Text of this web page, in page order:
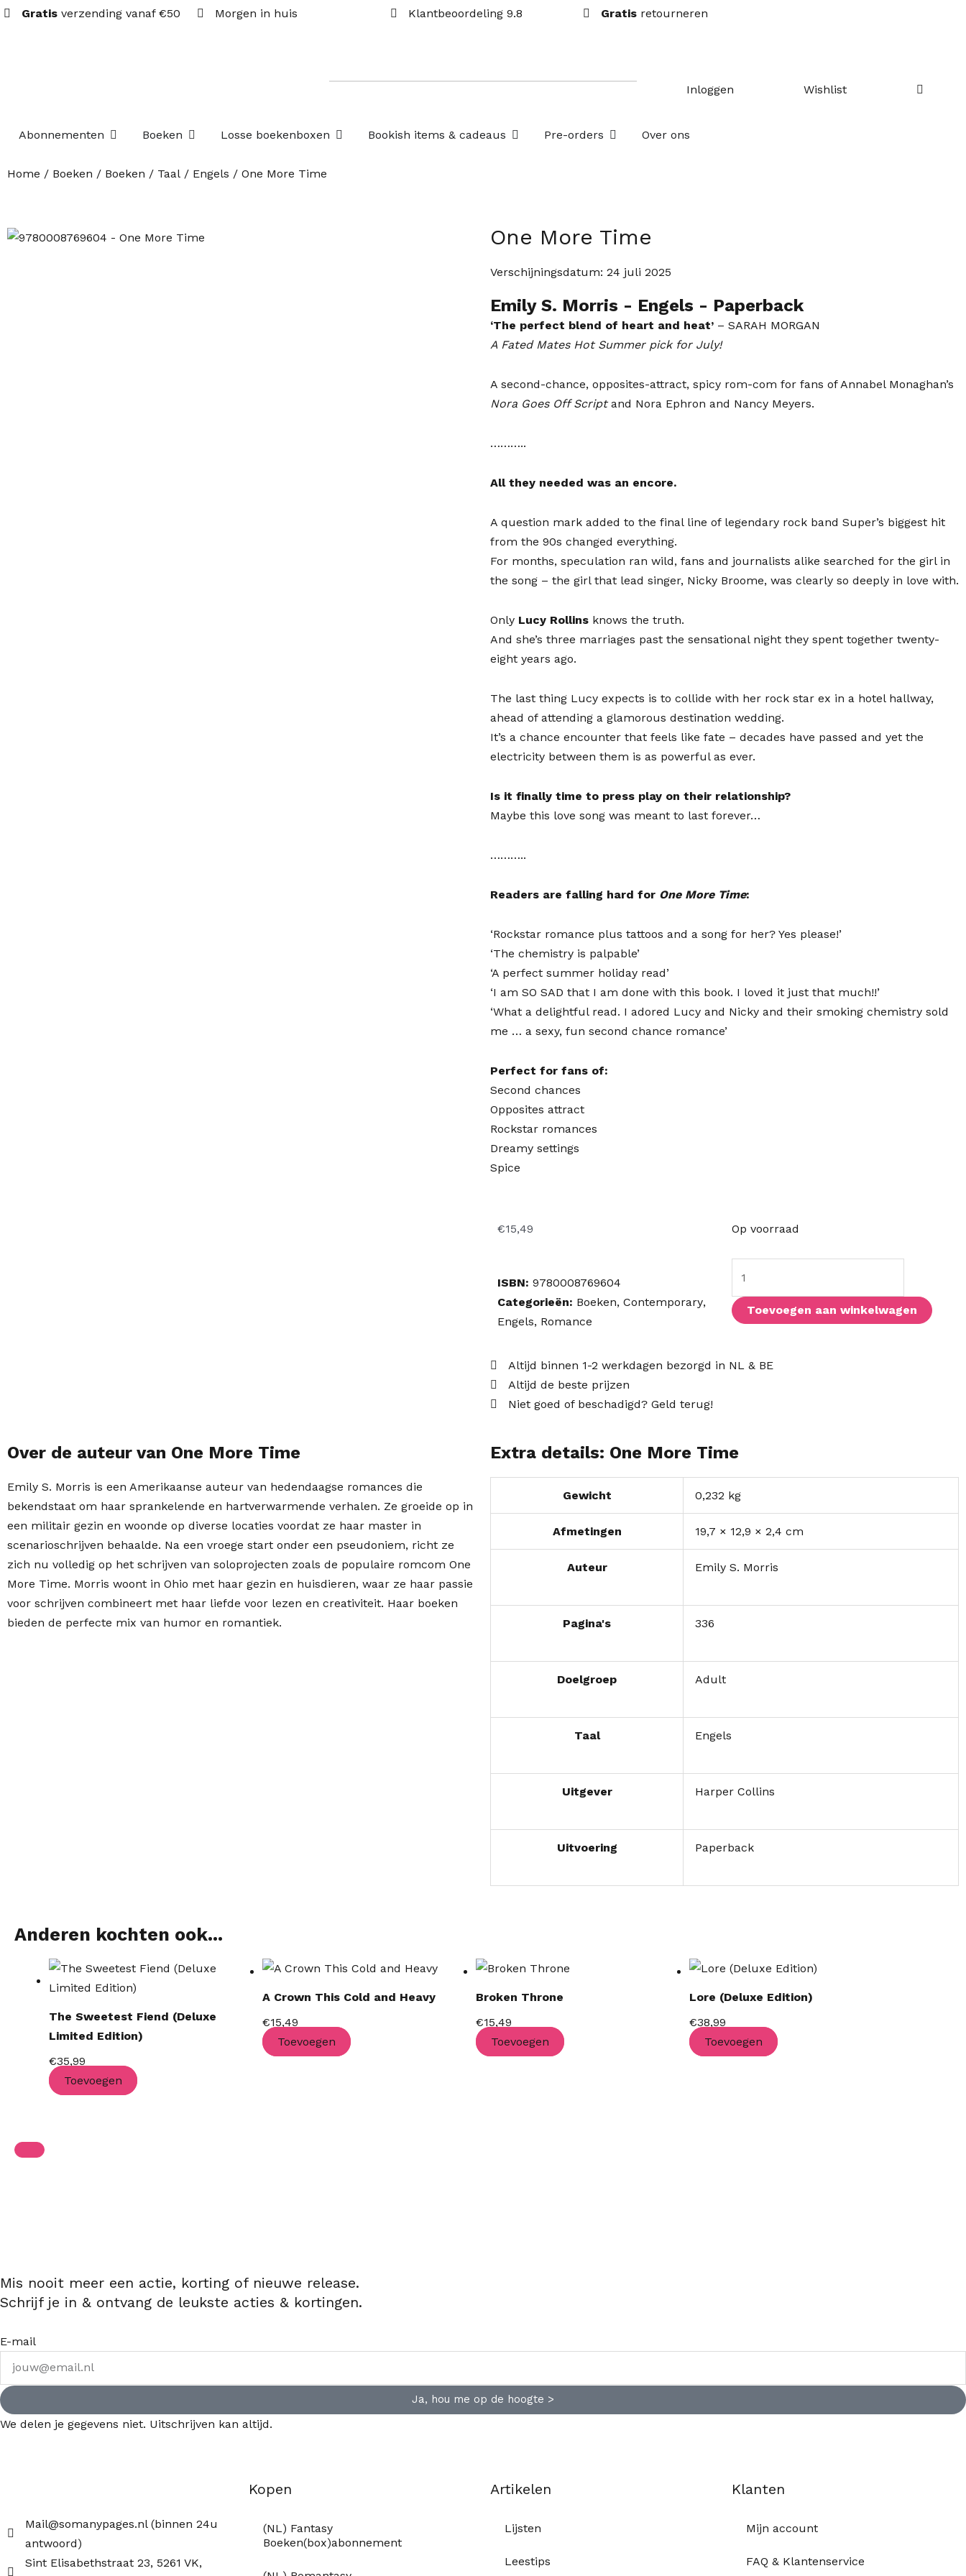
Gratis verzending vanaf €50 Morgen in huis Klantbeoordeling 9.8 Gratis retourneren
Inloggen Wishlist
Abonnementen Open Abonnementen
Boeken Open Boeken
Losse boekenboxen Open Losse boekenboxen
Bookish items & cadeaus Open Bookish items & cadeaus
Pre-orders Open Pre-orders
Over ons
Home / Boeken / Boeken / Taal / Engels / One More Time
One More Time
Verschijningsdatum: 24 juli 2025
Emily S. Morris - Engels - Paperback
‘The perfect blend of heart and heat’ – SARAH MORGAN
A Fated Mates Hot Summer pick for July!
A second-chance, opposites-attract, spicy rom-com for fans of Annabel Monaghan’s
Nora Goes Off Scriptand Nora Ephron and Nancy Meyers.
………..
All they needed was an encore.
A question mark added to the final line of legendary rock band Super’s biggest hit
from the 90s changed everything.
For months, speculation ran wild, fans and journalists alike searched for the girl in
the song – the girl that lead singer, Nicky Broome, was clearly so deeply in love with.
Only Lucy Rollins knows the truth.
And she’s three marriages past the sensational night they spent together twenty-
eight years ago.
The last thing Lucy expects is to collide with her rock star ex in a hotel hallway,
ahead of attending a glamorous destination wedding.
It’s a chance encounter that feels like fate – decades have passed and yet the
electricity between them is as powerful as ever.
Is it finally time to press play on their relationship?
Maybe this love song was meant to last forever…
………..
Readers are falling hard for One More Time:
‘Rockstar romance plus tattoos and a song for her? Yes please!’
‘The chemistry is palpable’
‘A perfect summer holiday read’
‘I am SO SAD that I am done with this book. I loved it just that much!!’
‘What a delightful read. I adored Lucy and Nicky and their smoking chemistry sold
me … a sexy, fun second chance romance’
Perfect for fans of:
Second chances
Opposites attract
Rockstar romances
Dreamy settings
Spice
€15,49
ISBN: 9780008769604
Categorieën: Boeken, Contemporary,
Engels, Romance
Op voorraad
One
aantal
Toevoegen aan winkelwagen
Altijd binnen 1-2 werkdagen bezorgd in NL & BE
Altijd de beste prijzen
Niet goed of beschadigd? Geld terug!
Over de auteur van One More Time
Emily S. Morris is een Amerikaanse auteur van hedendaagse romances die
bekendstaat om haar sprankelende en hartverwarmende verhalen. Ze groeide op in
een militair gezin en woonde op diverse locaties voordat ze haar master in
scenarioschrijven behaalde. Na een vroege start onder een pseudoniem, richt ze
zich nu volledig op het schrijven van soloprojecten zoals de populaire romcom One
More Time. Morris woont in Ohio met haar gezin en huisdieren, waar ze haar passie
voor schrijven combineert met haar liefde voor lezen en creativiteit. Haar boeken
bieden de perfecte mix van humor en romantiek.
Extra details: One More Time
Gewicht 0,232 kg
Afmetingen 19,7 × 12,9 × 2,4 cm
Auteur Emily S. Morris
Pagina's 336
Doelgroep Adult
Taal Engels
Uitgever Harper Collins
Uitvoering Paperback
Anderen kochten ook...
The Sweetest Fiend (Deluxe
Limited Edition)
€35,99
Toevoegen
A Crown This Cold and Heavy
€15,49
Toevoegen
Broken Throne
€15,49
Toevoegen
Lore (Deluxe Edition)
€38,99
Toevoegen
Mis nooit meer een actie, korting of nieuwe release.
Schrijf je in & ontvang de leukste acties & kortingen.
E-mail
Ja, hou me op de hoogte >
We delen je gegevens niet. Uitschrijven kan altijd.
Mail@somanypages.nl (binnen 24u
antwoord)
Sint Elisabethstraat 23, 5261 VK,
Kopen
(NL) Fantasy
Boeken(box)abonnement
Artikelen
Lijsten
Leestips
Klanten
Mijn account
FAQ & Klantenservice